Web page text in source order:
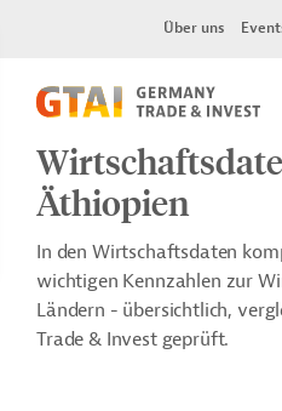
Über uns
Äthiopien
In den Wirtschaftsdaten
wichtigen Kennzahlen zur
Ländern - übersichtlich,
Trade & Invest geprüft.